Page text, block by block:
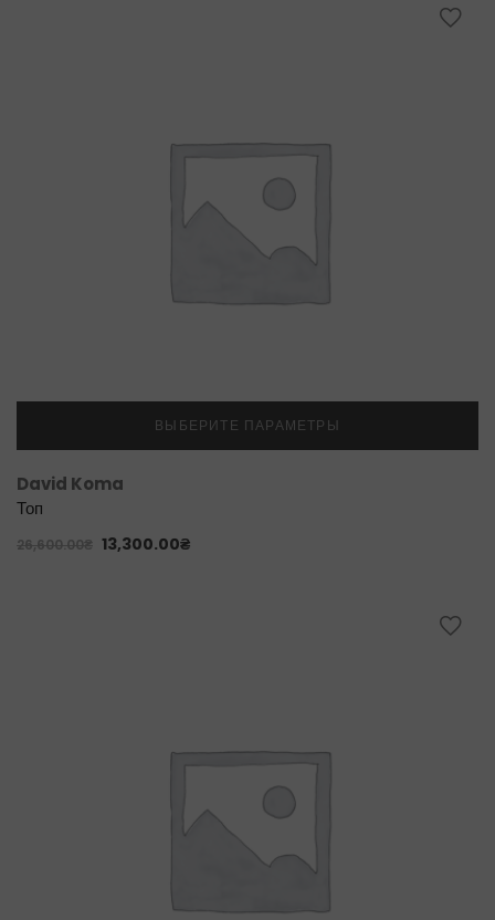
ВЫБЕРИТЕ ПАРАМЕТРЫ
David Koma
Топ
26,600.00₴ 13,300.00₴